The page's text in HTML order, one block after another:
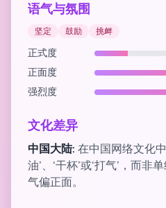
语气与氛围
坚定 鼓励 挑衅
正式度
正面度
强烈度
文化差异
中国大陆: 在中国网络文化
油’、‘干杯’或‘打气’，而非
气偏正面。